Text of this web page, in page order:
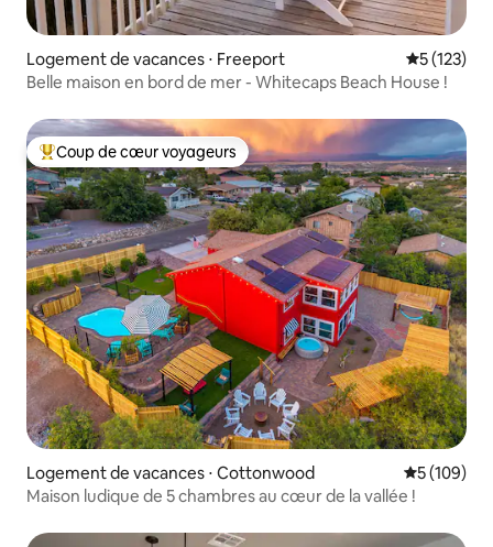
Logement de vacances ⋅ Freeport Évaluation
5 (123)
Belle maison en bord de mer - Whitecaps Beach House !
Coups de cœur voyageurs les plus appréciés
Coup de cœur voyageurs
Logement de vacances ⋅ Cottonwood Évaluation
5 (109)
Maison ludique de 5 chambres au cœur de la vallée !